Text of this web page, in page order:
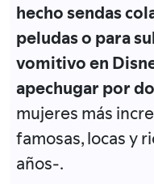
hecho sendas
peludas o para
vomitivo en
apechugar por
mujeres más
famosas, locas y
años-.